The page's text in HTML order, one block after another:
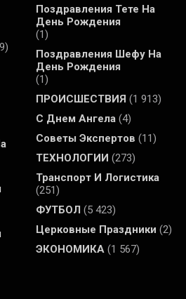
Поздравления Тете На
День Рождения
(1)
Поздравления Шефу На
День Рождения
(1)
ПРОИСШЕСТВИЯ (1 913)
С Днем Ангела (4)
Советы Экспертов (11)
ТЕХНОЛОГИИ (273)
Транспорт И Логистика
(251)
ФУТБОЛ (5 423)
Церковные Праздники (2)
ЭКОНОМИКА (1 567)